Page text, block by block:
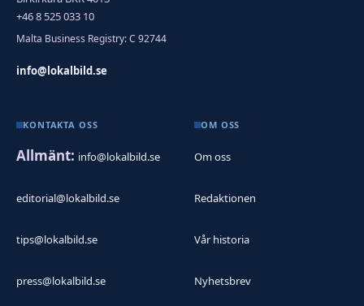
+46 8 525 033 10
Malta Business Registry: C 92744
info@lokalbild.se
KONTAKTA OSS
Allmänt: info@lokalbild.se
editorial@lokalbild.se
tips@lokalbild.se
press@lokalbild.se
OM OSS
Om oss
Redaktionen
Vår historia
Nyhetsbrev